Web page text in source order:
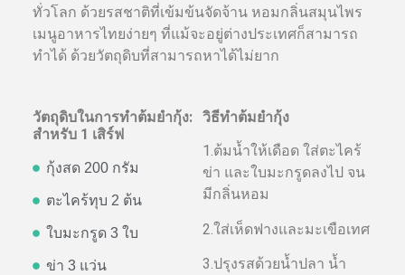
ทั่วโลก ด้วยรสชาติที่เข้มข้นจัดจ้าน หอมกลิ่นสมุนไพร
เมนูอาหารไทยง่ายๆ ที่แม้จะอยู่ต่างประเทศก็สามารถ
ทำได้ ด้วยวัตถุดิบที่สามารถหาได้ไม่ยาก
วัตถุดิบในการทำต้มยำกุ้ง:
สำหรับ 1 เสิร์ฟ
กุ้งสด 200 กรัม
ตะไคร้ทุบ 2 ต้น
ใบมะกรูด 3 ใบ
ข่า 3 แว่น
วิธีทำต้มยำกุ้ง
1.ต้มน้ำให้เดือด ใส่ตะไคร้
ข่า และใบมะกรูดลงไป จน
มีกลิ่นหอม
2.ใส่เห็ดฟางและมะเขือเทศ
3.ปรุงรสด้วยน้ำปลา น้ำ